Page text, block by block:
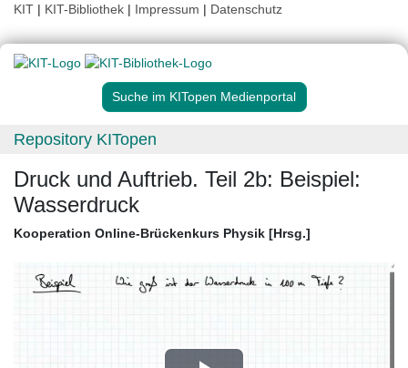
KIT | KIT-Bibliothek | Impressum | Datenschutz
Suche im KITopen Medienportal
Repository KITopen
Druck und Auftrieb. Teil 2b: Beispiel:
Wasserdruck
Kooperation Online-Brückenkurs Physik [Hrsg.]